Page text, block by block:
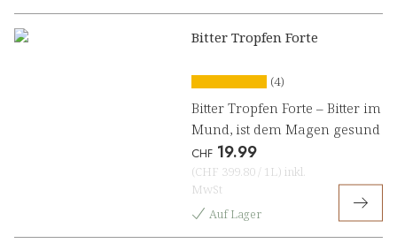
Bitter Tropfen Forte
(4)
Bitter Tropfen Forte – Bitter im
Mund, ist dem Magen gesund
CHF 19.99
(CHF 399.80 / 1L) inkl.
MwSt
Auf Lager